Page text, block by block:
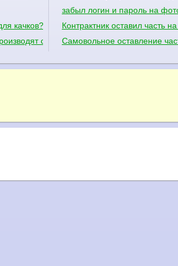
качков?
сборку
забыл логин и пароль на
Контрактник оставил часть
Самовольное оставление